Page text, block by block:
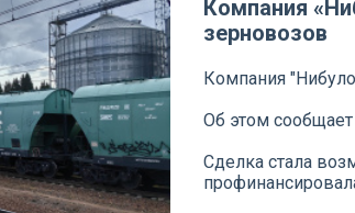
Компания
зерновозов
Компания
Об этом
Сделка стала